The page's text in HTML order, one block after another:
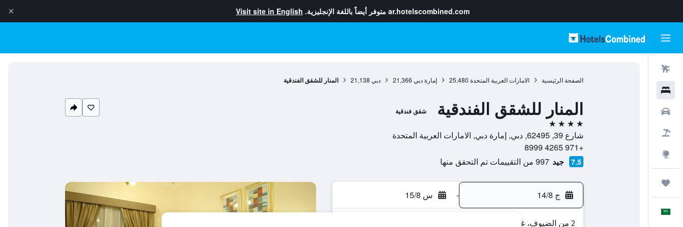
ar.hotelscombined.com متوفر أيضاً باللغة الإنجليزية. Visit site in English
الصفحة الرئيسية الامارات العربية المتحدة 25,480 إمارة دبي 21,366 دبي 21,138 المنار للشقق الفندقية
المنار للشقق الفندقية شقق فندقية
4 نجوم
شارع 39, 62495, دبي, إمارة دبي, الامارات العربية المتحدة
+971 4265 8999
7.5 جيد 997 من التقييمات تم التحقق منها
ج 14/8 - س 15/8
2 من الضيوف، غرفة واحدة